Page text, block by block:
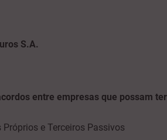
S.A.
entre empresas que possam
e Terceiros Passivos